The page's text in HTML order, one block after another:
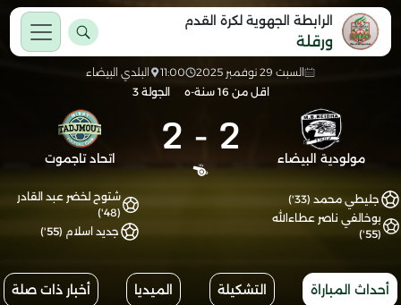
الرابطة الجهوية لكرة القدم
ورقلة
السبت 29 نوفمبر 2025 11:00
البلدي البيضاء
اقل من 16 سنة-ه
الجولة 3
مولودية البيضاء 2
-
2 اتحاد تاجموت
جليطي محمد (33')
بوخالفي ناصر عطاءالله
(55')
شتوح لخضر عبد القادر
(48')
جديد اسلام (55')
أحداث المباراة التشكيلة الميديا أخبار ذات صلة